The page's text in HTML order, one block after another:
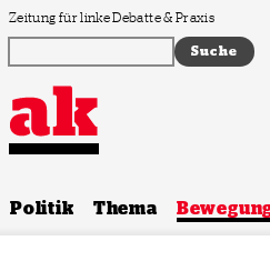
Zum Inhalt springen
Zeitung für linke Debatte & Praxis
Politik Thema